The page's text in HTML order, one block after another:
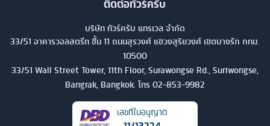
ติดต่อทัวร์ครับ
บริษัท ทัวร์ครับ แทรเวล จำกัด
33/51 อาคารวอลสตรีท ชั้น 11 ถนนสุรวงศ์ แขวงสุริยวงศ์ เขตบางรัก กทม.
10500
33/51 Wall Street Tower, 11th Floor, Surawongse Rd., Suriwongse,
Bangrak, Bangkok. โทร 02-853-9982
เลขที่ใบอนุญาต